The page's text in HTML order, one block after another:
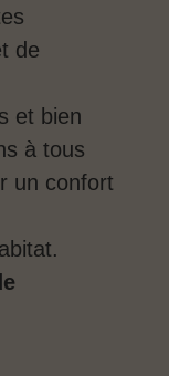
de
et bien
à tous
un confort